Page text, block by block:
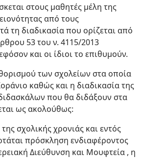
στους μαθητές μέλη της
από τους
τη διαδικασία που ορίζεται από
53 του ν. 4115/2013
και οι ίδιοι το επιθυμούν.
των σχολείων στα οποία
καθώς και η διαδικασία της
που θα διδάξουν στα
ως ακολούθως:
σχολικής χρονιάς και εντός
πρόσκληση ενδιαφέροντος
Διεύθυνση και Μουφτεία , η